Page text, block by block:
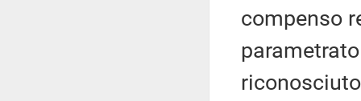
compenso